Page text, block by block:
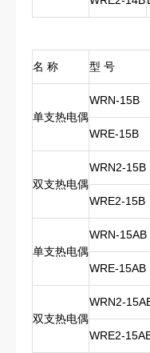
名 称 型 号
单支热电偶
WRN-15B
WRE-15B
双支热电偶
WRN2-15B
WRE2-15B
单支热电偶
WRN-15AB
WRE-15AB
双支热电偶
WRN2-
WRE2-